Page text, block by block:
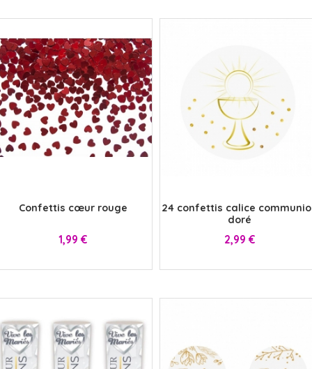
Confettis cœur rouge
Prix
1,99 €
24 confettis calice
doré
Prix
2,99 €